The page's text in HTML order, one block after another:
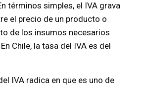
términos simples, el IVA grava
el precio de un producto o
de los insumos necesarios
Chile, la tasa del IVA es del
IVA radica en que es uno de